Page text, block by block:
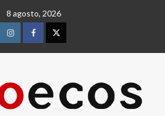
8 agosto, 2026
InstagramFacebookTwitter